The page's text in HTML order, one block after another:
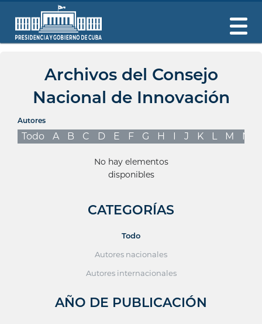
Archivos del Consejo
Nacional de Innovación
Autores
Todo A B C D E F G H I J K L M N
No hay elementos
disponibles
CATEGORÍAS
Todo
Autores nacionales
Autores internacionales
AÑO DE PUBLICACIÓN